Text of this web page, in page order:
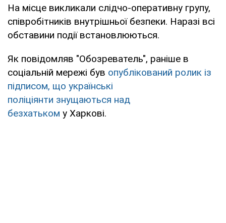
На місце викликали слідчо-оперативну групу,
співробітників внутрішньої безпеки. Наразі всі
обставини події встановлюються.
Як повідомляв "Обозреватель", раніше в
соціальній мережі був опублікований ролик із
підписом, що українські
поліціянти знущаються над
безхатьком у Харкові.